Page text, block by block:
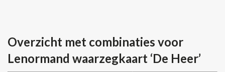
Overzicht met combinaties voor
Lenormand waarzegkaart ‘De Heer’